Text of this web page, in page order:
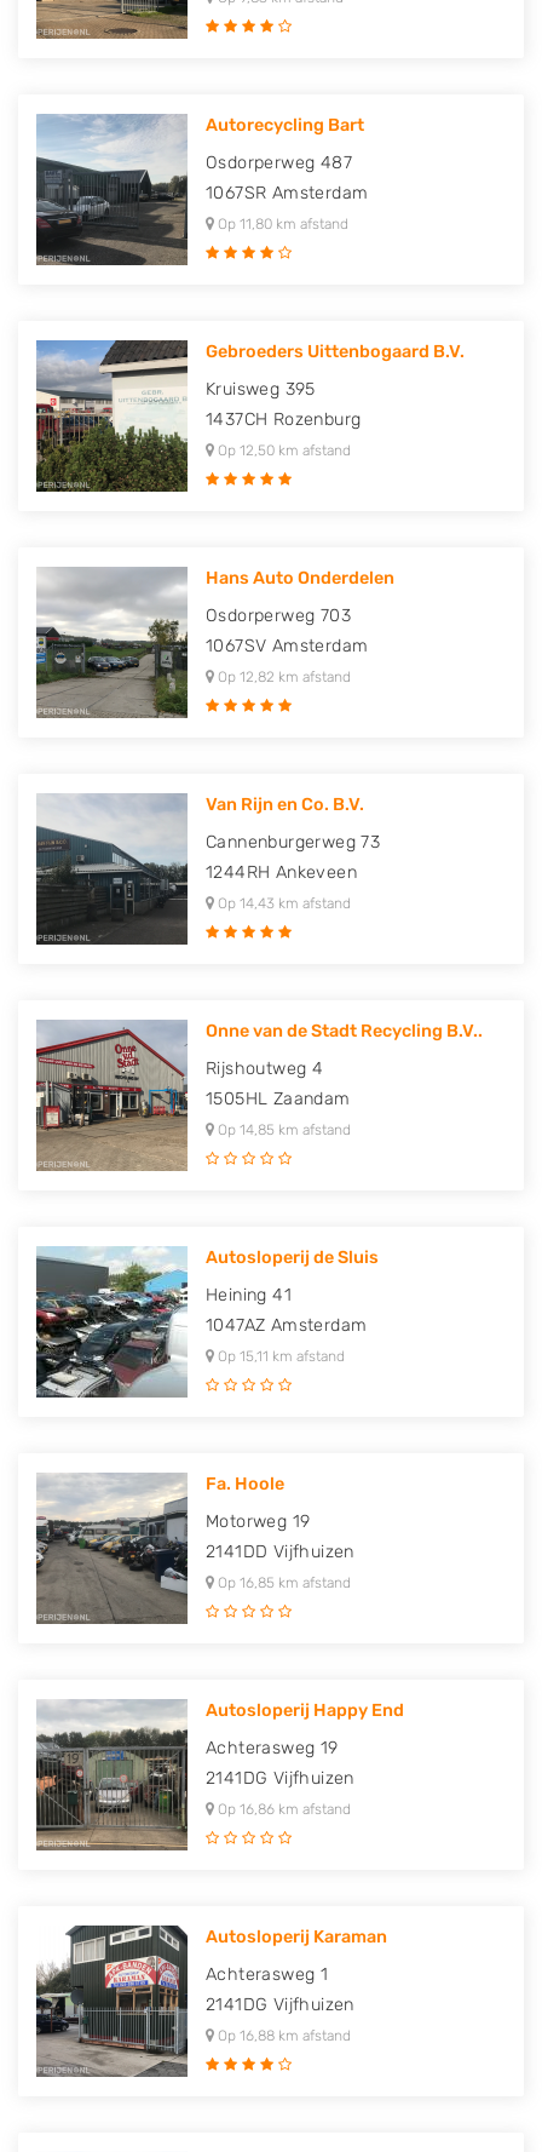
Autorecycling Bart
Osdorperweg 487
1067SR Amsterdam
Op 11,80 km afstand
Gebroeders Uittenbogaard B.V.
Kruisweg 395
1437CH Rozenburg
Op 12,50 km afstand
Hans Auto Onderdelen
Osdorperweg 703
1067SV Amsterdam
Op 12,82 km afstand
Van Rijn en Co. B.V.
Cannenburgerweg 73
1244RH Ankeveen
Op 14,43 km afstand
Onne van de Stadt Recycling B.V..
Rijshoutweg 4
1505HL Zaandam
Op 14,85 km afstand
Autosloperij de Sluis
Heining 41
1047AZ Amsterdam
Op 15,11 km afstand
Fa. Hoole
Motorweg 19
2141DD Vijfhuizen
Op 16,85 km afstand
Autosloperij Happy End
Achterasweg 19
2141DG Vijfhuizen
Op 16,86 km afstand
Autosloperij Karaman
Achterasweg 1
2141DG Vijfhuizen
Op 16,88 km afstand